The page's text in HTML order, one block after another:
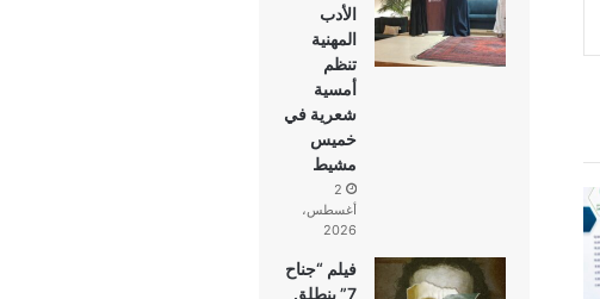
الأدب
المهنية
تنظم
أمسية
شعرية في
خميس
مشيط
2
أغسطس،
2026
فيلم “جناح
7” ينطلق